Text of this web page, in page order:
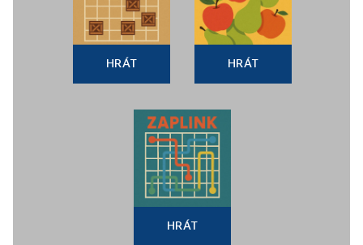
HRÁT HRÁT
HRÁT